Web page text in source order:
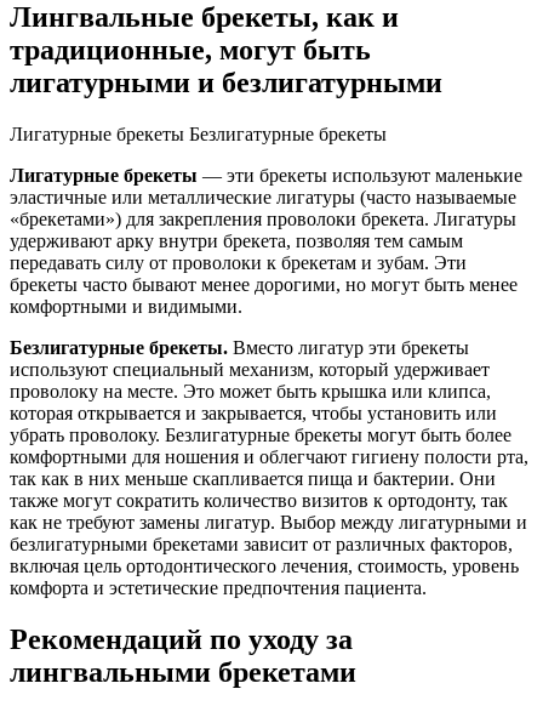
Лингвальные брекеты, как и
традиционные, могут быть
лигатурными и безлигатурными
Лигатурные брекеты Безлигатурные брекеты
Лигатурные брекеты — эти брекеты используют маленькие
эластичные или металлические лигатуры (часто называемые
«брекетами») для закрепления проволоки брекета. Лигатуры
удерживают арку внутри брекета, позволяя тем самым
передавать силу от проволоки к брекетам и зубам. Эти
брекеты часто бывают менее дорогими, но могут быть менее
комфортными и видимыми.
Безлигатурные брекеты. Вместо лигатур эти брекеты
используют специальный механизм, который удерживает
проволоку на месте. Это может быть крышка или клипса,
которая открывается и закрывается, чтобы установить или
убрать проволоку. Безлигатурные брекеты могут быть более
комфортными для ношения и облегчают гигиену полости рта,
так как в них меньше скапливается пища и бактерии. Они
также могут сократить количество визитов к ортодонту, так
как не требуют замены лигатур. Выбор между лигатурными и
безлигатурными брекетами зависит от различных факторов,
включая цель ортодонтического лечения, стоимость, уровень
комфорта и эстетические предпочтения пациента.
Рекомендаций по уходу за
лингвальными брекетами